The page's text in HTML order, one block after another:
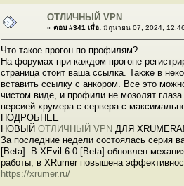
ОТЛИЧНЫЙ VPN
« ตอบ #341 เมื่อ: มิถุนายน 07, 2024,
Что такое прогон по профилям?
На форумах при каждом прогоне
страница стоит ваша ссылка. Также в
вставить ссылку с анкором. Все это
чистом виде, и профили не мозолят
версией хрумера с сервера с
ПОДРОБНЕЕ
НОВЫЙ ОТЛИЧНЫЙ VPN ДЛЯ
За последние недели состоялась серия
[Beta]. В XEvil 6.0 [Beta] обновлен
работы, в XRumer повышена
https://xrumer.ru/